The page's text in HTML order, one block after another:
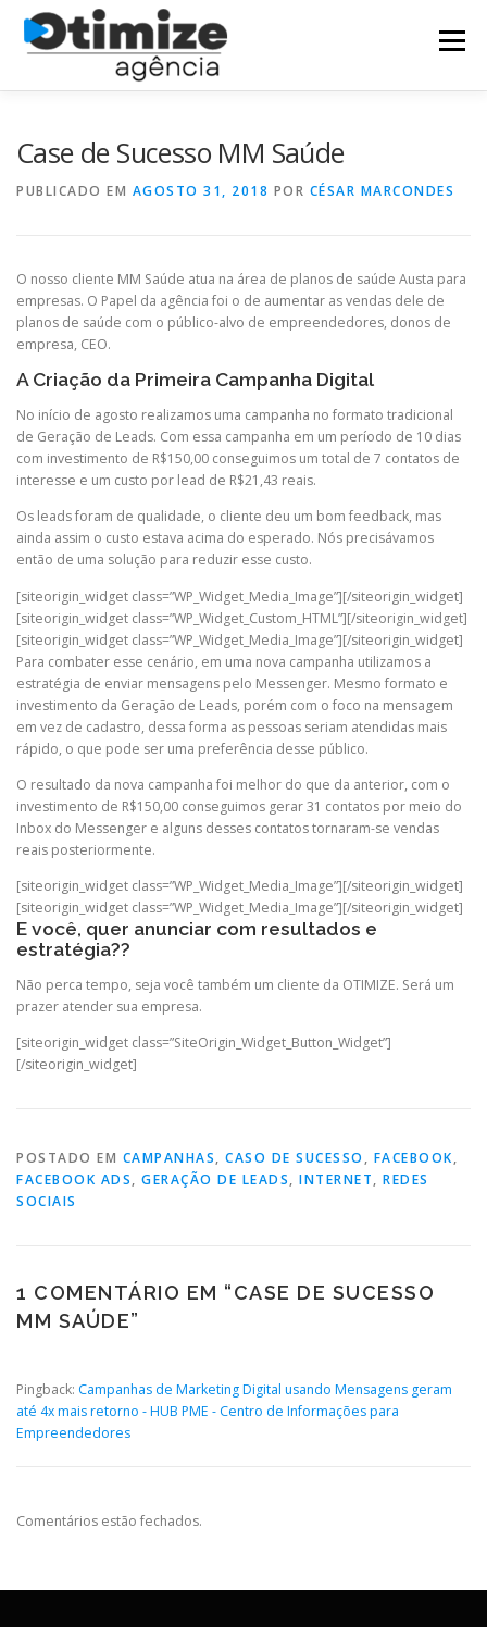
Menu
Case de Sucesso MM Saúde
PUBLICADO EM AGOSTO 31, 2018 POR CÉSAR MARCONDES
O nosso cliente MM Saúde atua na área de planos de saúde Austa para
empresas. O Papel da agência foi o de aumentar as vendas dele de
planos de saúde com o público-alvo de empreendedores, donos de
empresa, CEO.
A Criação da Primeira Campanha Digital
No início de agosto realizamos uma campanha no formato tradicional
de Geração de Leads. Com essa campanha em um período de 10 dias
com investimento de R$150,00 conseguimos um total de 7 contatos de
interesse e um custo por lead de R$21,43 reais.
Os leads foram de qualidade, o cliente deu um bom feedback, mas
ainda assim o custo estava acima do esperado. Nós precisávamos
então de uma solução para reduzir esse custo.
[siteorigin_widget class=”WP_Widget_Media_Image”][/siteorigin_widget]
[siteorigin_widget class=”WP_Widget_Custom_HTML”][/siteorigin_widget]
[siteorigin_widget class=”WP_Widget_Media_Image”][/siteorigin_widget]
Para combater esse cenário, em uma nova campanha utilizamos a
estratégia de enviar mensagens pelo Messenger. Mesmo formato e
investimento da Geração de Leads, porém com o foco na mensagem
em vez de cadastro, dessa forma as pessoas seriam atendidas mais
rápido, o que pode ser uma preferência desse público.
O resultado da nova campanha foi melhor do que da anterior, com o
investimento de R$150,00 conseguimos gerar 31 contatos por meio do
Inbox do Messenger e alguns desses contatos tornaram-se vendas
reais posteriormente.
[siteorigin_widget class=”WP_Widget_Media_Image”][/siteorigin_widget]
[siteorigin_widget class=”WP_Widget_Media_Image”][/siteorigin_widget]
E você, quer anunciar com resultados e
estratégia??
Não perca tempo, seja você também um cliente da OTIMIZE. Será um
prazer atender sua empresa.
[siteorigin_widget class=”SiteOrigin_Widget_Button_Widget”]
[/siteorigin_widget]
POSTADO EM CAMPANHAS, CASO DE SUCESSO , FACEBOOK,
FACEBOOK ADS, GERAÇÃO DE LEADS, INTERNET, REDES
SOCIAIS
1 COMENTÁRIO EM “CASE DE SUCESSO
MM SAÚDE”
Pingback: Campanhas de Marketing Digital usando Mensagens geram
até 4x mais retorno - HUB PME - Centro de Informações para
Empreendedores
Comentários estão fechados.